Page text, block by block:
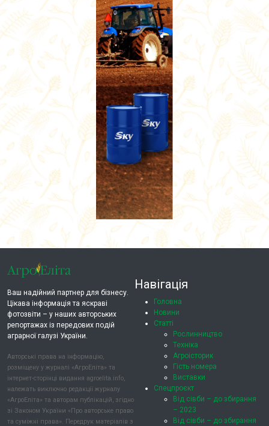
Ваш надійний партнер для бізнесу.
Цікава інформація та яскраві
фотозвіти – у наших авторських
репортажах із передових подій
аграрної галузі України.
Авторські права на інформацію,
розміщену у журналі «АгроЕліта» та
інтернет-сторінці видання agroelita.info,
належать виключно редакції журналу
«АгроЕліта» та авторам публікацій, згідно
зі Законом України «Про авторське право
та суміжні права». Передрук матеріалів з
Навігація
Головна
Новини
Статті
Рослинництво
Техніка
Агроісторик
Гість номера
Виставки
Спецпроєкт
Від сівби – до збирання
– 2023
Від сівби – до збирання